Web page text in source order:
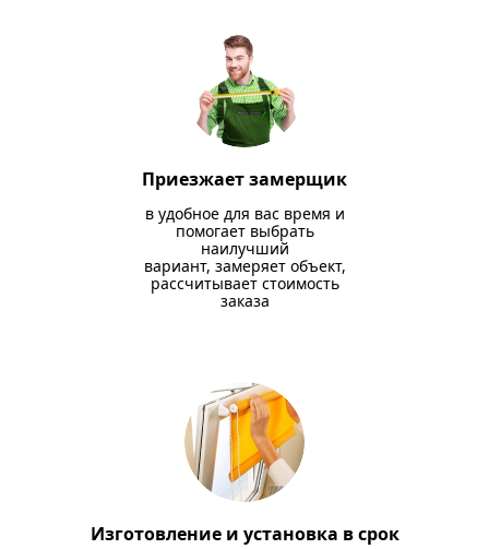
Приезжает замерщик
в удобное для вас время и
помогает выбрать
наилучший
вариант, замеряет объект,
рассчитывает стоимость
заказа
Изготовление и установка в срок